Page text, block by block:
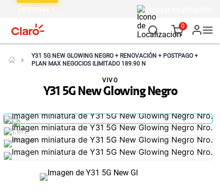
Empresas
0
Y31 5G NEW GLOWING NEGRO + RENOVACIÓN + POSTPAGO +
PLAN MAX NEGOCIOS ILIMITADO 189.90 N
Y31 5G New Glowing Negro
VIVO